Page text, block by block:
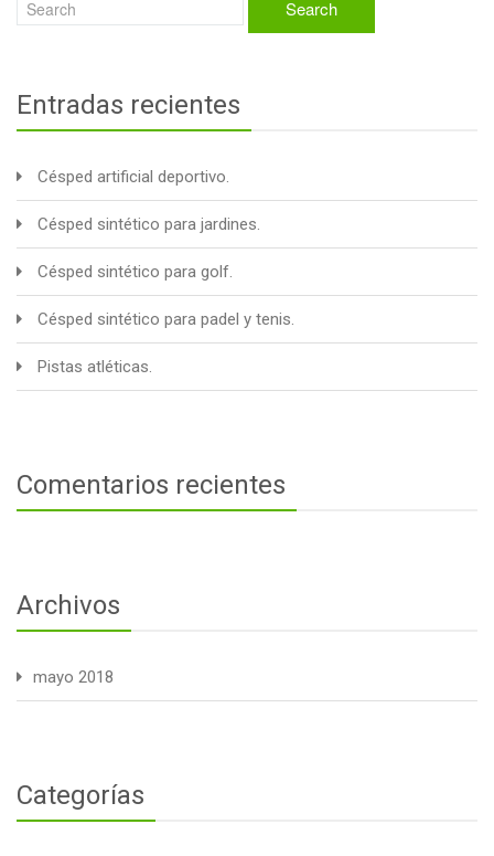
Entradas recientes
Césped artificial deportivo.
Césped sintético para jardines.
Césped sintético para golf.
Césped sintético para padel y tenis.
Pistas atléticas.
Comentarios recientes
Archivos
mayo 2018
Categorías